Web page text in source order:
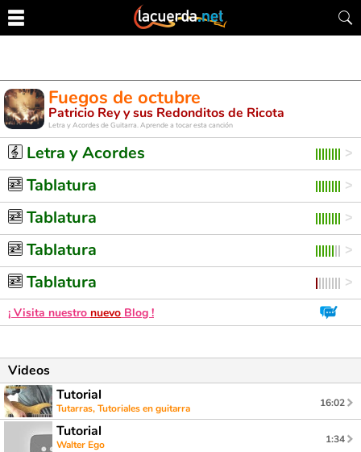
Fuegos de octubre
Patricio Rey y sus Redonditos de Ricota
Letra y Acordes de Guitarra. Aprende a tocar esta canción
Letra y Acordes
Tablatura
Tablatura
Tablatura
Tablatura
¡ Visita nuestro nuevo Blog !
Videos
Tutorial
Tutarras, Tutoriales en guitarra 16:02
Tutorial
Walter Ego 1:34